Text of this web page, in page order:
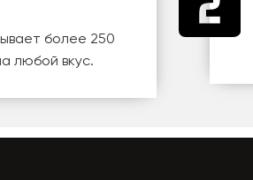
более 250
любой вкус.